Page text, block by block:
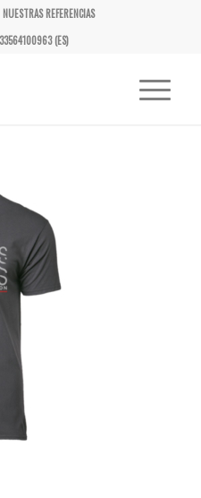
NUESTRAS REFERENCIAS
(ES)